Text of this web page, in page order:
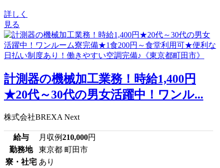
詳しく
見る
計測器の機械加工業務！時給1,400円
★20代～30代の男女活躍中！ワンル...
株式会社BREXA Next
給与 月収例210,000円
勤務地
東京都 町田市
寮・社宅 あり